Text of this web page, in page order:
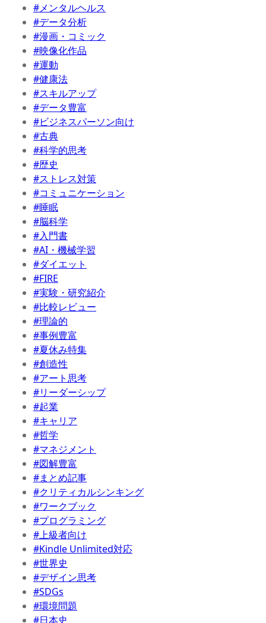
#メンタルヘルス
#データ分析
#漫画・コミック
#映像化作品
#運動
#健康法
#スキルアップ
#データ豊富
#ビジネスパーソン向け
#古典
#科学的思考
#歴史
#ストレス対策
#コミュニケーション
#睡眠
#脳科学
#入門書
#AI・機械学習
#ダイエット
#FIRE
#実験・研究紹介
#比較レビュー
#理論的
#事例豊富
#夏休み特集
#創造性
#アート思考
#リーダーシップ
#起業
#キャリア
#哲学
#マネジメント
#図解豊富
#まとめ記事
#クリティカルシンキング
#ワークブック
#プログラミング
#上級者向け
#Kindle Unlimited対応
#世界史
#デザイン思考
#SDGs
#環境問題
#日本史